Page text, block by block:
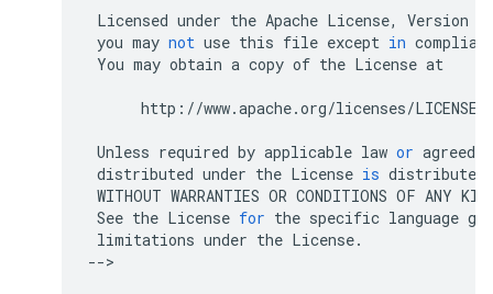
Licensed under the Apache License, Version
you may not use this file except in
You may obtain a copy of the License at
http : //www.apache.org/licenses/LICENSE
Unless required by applicable law or agreed
distributed under the License is distributed
WITHOUT WARRANTIES OR CONDITIONS OF ANY
See the License for the specific language
limitations under the License.
-->